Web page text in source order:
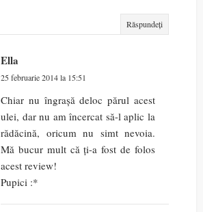
Răspundeți
Ella
25 februarie 2014 la 15:51
Chiar nu îngrașă deloc părul acest
ulei, dar nu am încercat să-l aplic la
rădăcină, oricum nu simt nevoia.
Mă bucur mult că ți-a fost de folos
acest review!
Pupici :*